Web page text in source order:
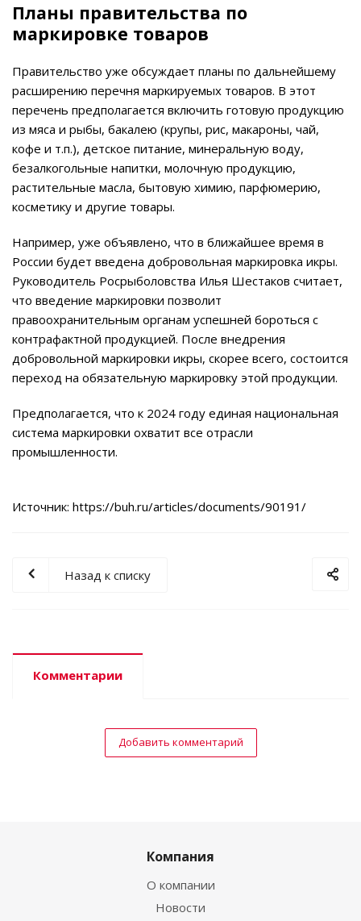
Планы правительства по
маркировке товаров
Правительство уже обсуждает планы по дальнейшему
расширению перечня маркируемых товаров. В этот
перечень предполагается включить готовую продукцию
из мяса и рыбы, бакалею (крупы, рис, макароны, чай,
кофе и т.п.), детское питание, минеральную воду,
безалкогольные напитки, молочную продукцию,
растительные масла, бытовую химию, парфюмерию,
косметику и другие товары.
Например, уже объявлено, что в ближайшее время в
России будет введена добровольная маркировка икры.
Руководитель Росрыболовства Илья Шестаков считает,
что введение маркировки позволит
правоохранительным органам успешней бороться с
контрафактной продукцией. После внедрения
добровольной маркировки икры, скорее всего, состоится
переход на обязательную маркировку этой продукции.
Предполагается, что к 2024 году единая национальная
система маркировки охватит все отрасли
промышленности.
Источник: https://buh.ru/articles/documents/90191/
Назад к списку
Комментарии
Добавить комментарий
Компания
О компании
Новости